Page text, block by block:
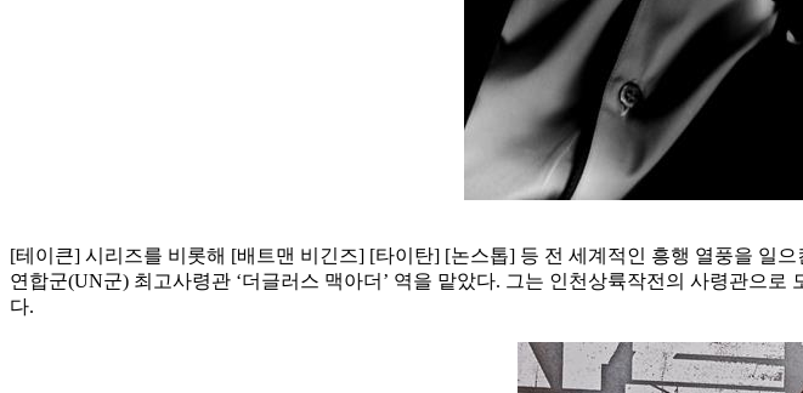
[테이큰] 시리즈를 비롯해 [배트맨 비긴즈] [타이탄] [논스톱] 등 전 세계적인 흥행 열풍을 일
연합군(UN군) 최고사령관 ‘더글러스 맥아더’ 역을 맡았다. 그는 인천상륙작전의 사령관으
다.